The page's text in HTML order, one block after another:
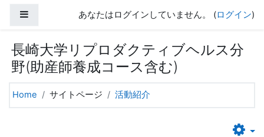
サイドパネルあなたはログインしていません。 (ログイン)
長崎大学リプロダクティブヘルス分
野(助産師養成コース含む)
Home サイトページ 活動紹介